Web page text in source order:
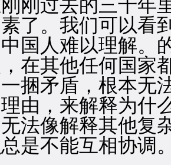
过去的三十年里
了。我们可以看
国人难以理解。
在其他任何国家
捆矛盾，根本无
由，来解释为什
法像解释其他复
是不能互相协调